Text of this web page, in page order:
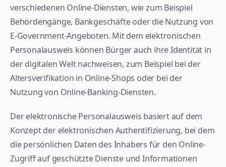
verschiedenen Online-Diensten, wie zum Beispiel
Behördengänge, Bankgeschäfte oder die Nutzung von
E-Government-Angeboten. Mit dem elektronischen
Personalausweis können Bürger auch ihre Identität in
der digitalen Welt nachweisen, zum Beispiel bei der
Altersverifikation in Online-Shops oder bei der
Nutzung von Online-Banking-Diensten.
Der elektronische Personalausweis basiert auf dem
Konzept der elektronischen Authentifizierung, bei dem
die persönlichen Daten des Inhabers für den Online-
Zugriff auf geschützte Dienste und Informationen